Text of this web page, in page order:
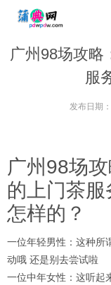
广州98场攻略
服
发布日期
广州98场
的上门茶
怎样的？
一位年轻男性 ：这种所
动哦 还是别去尝试啦
一位中年女性 ：这听